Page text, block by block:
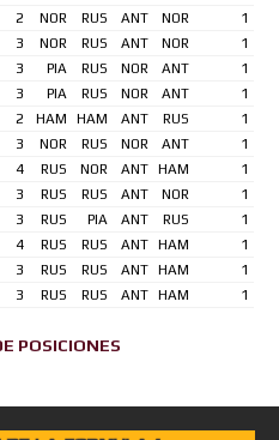
2 NOR RUS ANT NOR
1
3 NOR RUS ANT NOR
1
3 PIA RUS NOR ANT
1
3 PIA RUS NOR ANT
1
2 HAM HAM ANT RUS
1
3 NOR RUS NOR ANT
1
4 RUS NOR ANT HAM
1
3 RUS RUS ANT NOR
1
3 RUS PIA ANT RUS
1
4 RUS RUS ANT HAM
1
3 RUS RUS ANT HAM
1
3 RUS RUS ANT HAM 1
POSICIONES